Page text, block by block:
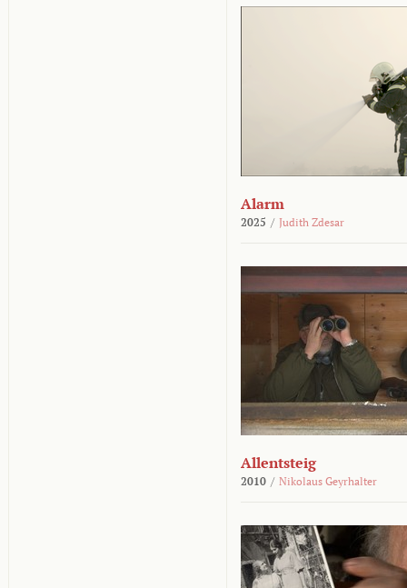
Alarm
2025 / Judith Zdesar
Allentsteig
2010 / Nikolaus Geyrhalter